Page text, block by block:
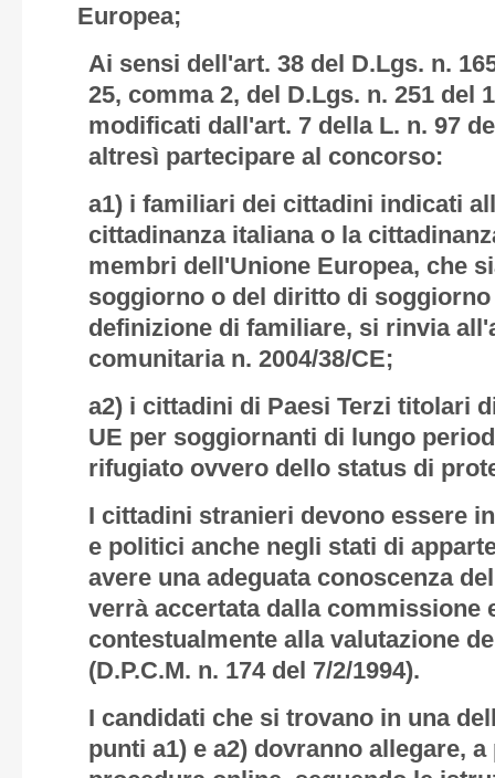
Europea;
Ai sensi dell'art. 38 del D.Lgs. n.
25, comma 2, del D.Lgs. n. 251 del
modificati dall'art. 7 della L. n. 97
altresì partecipare al concorso:
a1) i familiari dei cittadini indicati
cittadinanza italiana o la
membri dell'Unione Europea, che
soggiorno o del diritto di
definizione di familiare, si rinvia
comunitaria n. 2004/38/CE;
a2) i cittadini di Paesi Terzi titolari
UE per soggiornanti di lungo
rifugiato ovvero dello status di
I cittadini stranieri devono essere
e politici anche negli stati di
avere una adeguata conoscenza
verrà accertata dalla commissione
contestualmente alla valutazione
(D.P.C.M. n. 174 del 7/2/1994).
I candidati che si trovano in una
punti a1) e a2) dovranno allegare,